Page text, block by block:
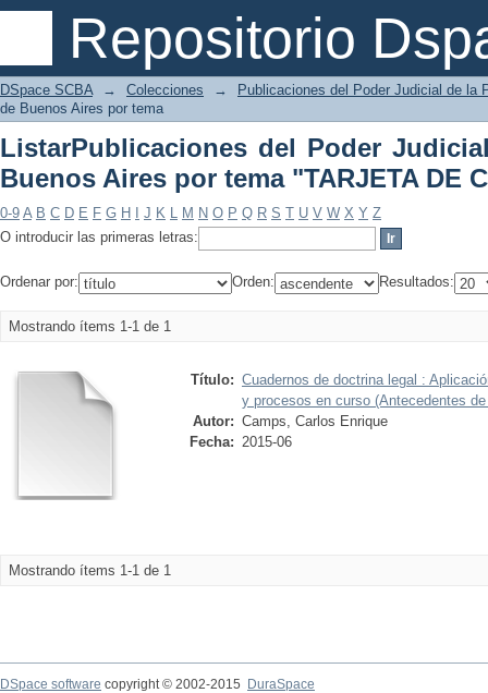
Repositorio
ListarPublicaciones del Poder
"TARJETA DE CRÉDITO"
DSpace SCBA → Colecciones →
Publicaciones del Poder Judicial de la
de Buenos Aires por tema
ListarPublicaciones del Poder
Buenos Aires por tema "TARJETA DE
0-9 A B C D E F G H J K L M N O P Q R S T U V W X Y Z
O introducir las primeras letras:
Ordenar por: Orden: Resultados:
Mostrando ítems 1-1 de 1
Título: Cuadernos de doctrina legal :
y procesos en curso (Antecedentes
Autor: Camps, Carlos Enrique
Fecha: 2015-06
Mostrando ítems 1-1 de 1
DSpace software copyright © 2002-2015
DuraSpace